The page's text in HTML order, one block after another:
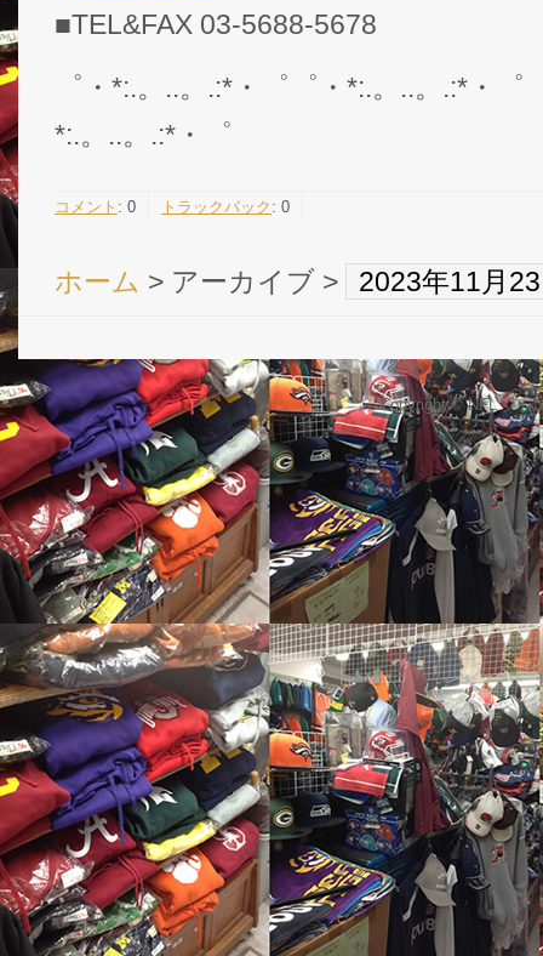
■TEL&FAX 03-5688-5678
゜・*:.。..。.:*・゜゜・*:.。..。.:*・
*:.。..。.:*・゜
コメント : 0 トラックバック : 0
ホーム > アーカイブ > 2023年11月
Copyright © NFL グッ